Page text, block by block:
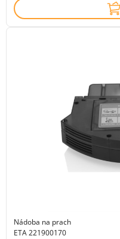
Nádoba na prach
ETA 221900170